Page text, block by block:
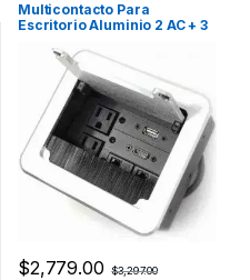
Multicontacto Para
Escritorio Aluminio 2 AC + 3
YV-105S
$2,779.00 $3,297.00